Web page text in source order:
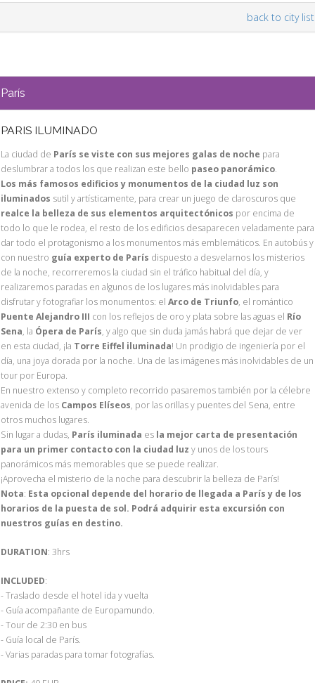
back to city list
París
PARIS ILUMINADO
La ciudad de París se viste con sus mejores galas de noche para
deslumbrar a todos los que realizan este bello paseo panorámico.
Los más famosos edificios y monumentos de la ciudad luz son
iluminados sutil y artísticamente, para crear un juego de claroscuros que
realce la belleza de sus elementos arquitectónicos por encima de
todo lo que le rodea, el resto de los edificios desaparecen veladamente para
dar todo el protagonismo a los monumentos más emblemáticos. En autobús y
con nuestro guía experto de París dispuesto a desvelarnos los misterios
de la noche, recorreremos la ciudad sin el tráfico habitual del día, y
realizaremos paradas en algunos de los lugares más inolvidables para
disfrutar y fotografiar los monumentos: el Arco de Triunfo, el romántico
Puente Alejandro III con los reflejos de oro y plata sobre las aguas el Río
Sena, la Ópera de París, y algo que sin duda jamás habrá que dejar de ver
en esta ciudad, ¡la Torre Eiffel iluminada! Un prodigio de ingeniería por el
día, una joya dorada por la noche. Una de las imágenes más inolvidables de un
tour por Europa.
En nuestro extenso y completo recorrido pasaremos también por la célebre
avenida de los Campos Elíseos, por las orillas y puentes del Sena, entre
otros muchos lugares.
Sin lugar a dudas, París iluminada es la mejor carta de presentación
para un primer contacto con la ciudad luz y unos de los tours
panorámicos más memorables que se puede realizar.
¡Aprovecha el misterio de la noche para descubrir la belleza de París!
Nota: Esta opcional depende del horario de llegada a París y de los
horarios de la puesta de sol. Podrá adquirir esta excursión con
nuestros guías en destino.
DURATION: 3hrs
INCLUDED:
- Traslado desde el hotel ida y vuelta
- Guía acompañante de Europamundo.
- Tour de 2:30 en bus
- Guía local de París.
- Varias paradas para tomar fotografías.